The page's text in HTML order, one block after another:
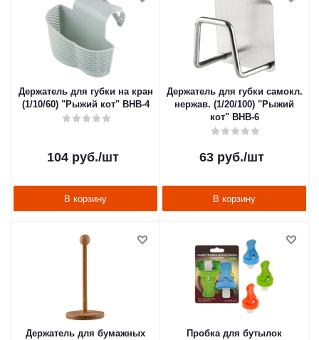
Держатель для губки на кран
(1/10/60) "Рыжий кот" BHB-4
104 руб./шт
В корзину
Держатель для губки самокл.
нержав. (1/20/100) "Рыжий
кот" BHB-6
63 руб./шт
В корзину
Держатель для бумажных
Пробка для бутылок